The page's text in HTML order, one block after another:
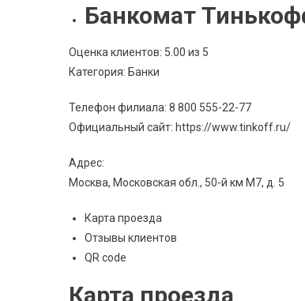
Банкомат
Оценка клиентов: 5.00 из 5
Категория: Банки
Телефон филиала: 8 800 555-22-77
Официальный сайт: https://www.tinkoff.ru/
Адрес:
Москва, Московская обл., 50-й км М7, д. 5
Карта проезда
Отзывы клиентов
QR code
Карта проезда